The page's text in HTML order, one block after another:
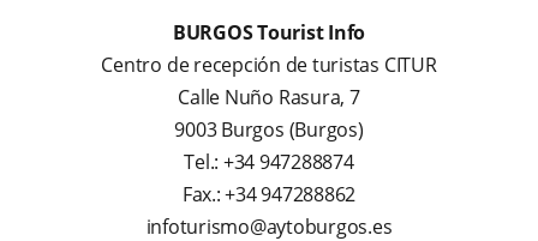
BURGOS Tourist Info
Centro de recepción de turistas CITUR
Calle Nuño Rasura, 7
9003 Burgos (Burgos)
Tel.: +34 947288874
Fax.: +34 947288862
infoturismo@aytoburgos.es